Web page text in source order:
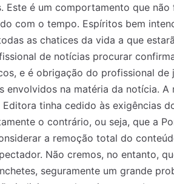
é um comportamento que
com o tempo. Espíritos bem
as chatices da vida a que
de notícias procurar
e é obrigação do profissional de
envolvidos na matéria da notícia. A
tinha cedido às exigências
o contrário, ou seja, que a
a remoção total do
Não cremos, no entanto,
seguramente um grande